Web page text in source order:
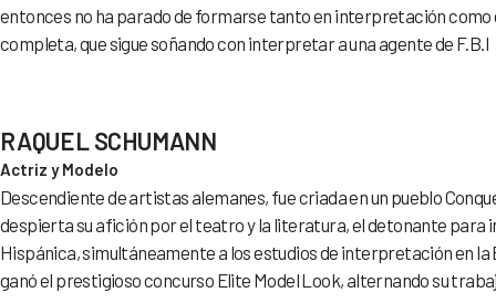
entonces no ha parado de formarse tanto en interpretación como
completa, que sigue soñando con interpretar a una agente de F.B.I
RAQUEL SCHUMANN
Actriz y Modelo
Descendiente de artistas alemanes, fue criada en un pueblo
despierta su afición por el teatro y la literatura, el detonante para
Hispánica, simultáneamente a los estudios de interpretación en la
ganó el prestigioso concurso Elite Model Look, alternando su